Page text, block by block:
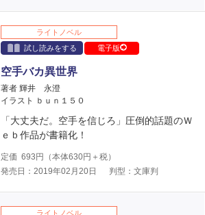
ライトノベル
試し読みをする
電子版
空手バカ異世界
著者 輝井 永澄
イラスト ｂｕｎ１５０
「大丈夫だ。空手を信じろ」圧倒的話題のＷ
ｅｂ作品が書籍化！
定価 693 円（本体630円＋税）
発売日：2019年02月20日
判型：文庫判
ライトノベル